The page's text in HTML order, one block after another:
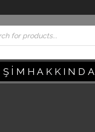
HAKKINDA